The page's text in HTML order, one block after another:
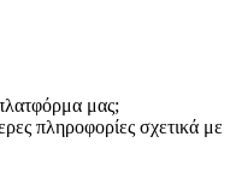
μας;
πληροφορίες σχετικά με